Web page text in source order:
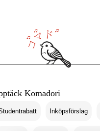
Komadori
Inköpsförslag